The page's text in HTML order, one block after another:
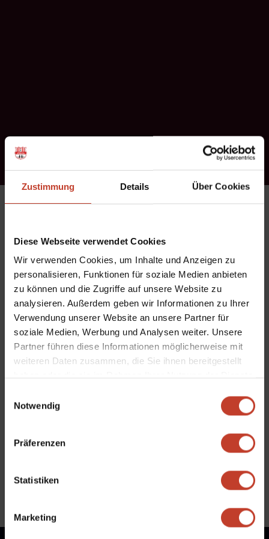
Zustimmung Details Über Cookies
Diese Webseite verwendet Cookies
Wir verwenden Cookies, um Inhalte und Anzeigen zu
personalisieren, Funktionen für soziale Medien anbieten
zu können und die Zugriffe auf unsere Website zu
analysieren. Außerdem geben wir Informationen zu Ihrer
Verwendung unserer Website an unsere Partner für
soziale Medien, Werbung und Analysen weiter. Unsere
Partner führen diese Informationen möglicherweise mit
weiteren Daten zusammen, die Sie ihnen bereitgestellt
Notwendig
Präferenzen
Statistiken
Marketing
Sie von Vorstand und Trainern. Bei wiederum guten
Bedingungen wurde fleißig trainiert und Vorstand und Trainer
berieten über die weitere erfolgreiche Zusammenarbeit zum
Wohle des Vereins.
1. Herren|Allgemein
Saison wird verlängert→